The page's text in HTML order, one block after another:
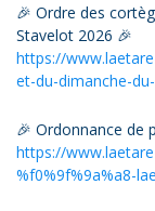
🎉 Ordre des
Stavelot 2026 🎉
https://
et-du-dimanche-
🎉 Ordonnance de
https://
%f0%9f%9a%a8-